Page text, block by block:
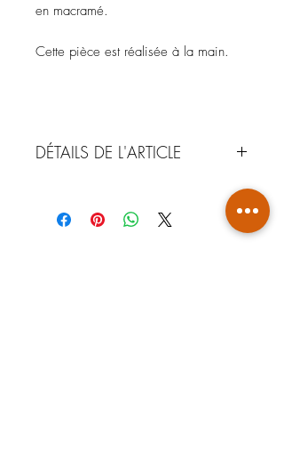
en macramé.
Cette pièce est réalisée à la main.
DÉTAILS DE L'ARTICLE
Faience
COULEUR : Noir anthracite